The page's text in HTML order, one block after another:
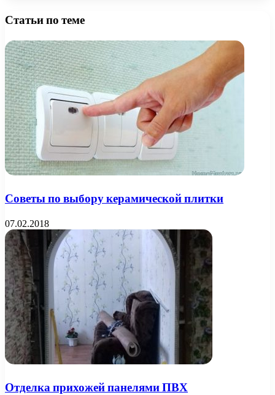
Статьи по теме
Советы по выбору керамической плитки
07.02.2018
Отделка прихожей панелями ПВХ